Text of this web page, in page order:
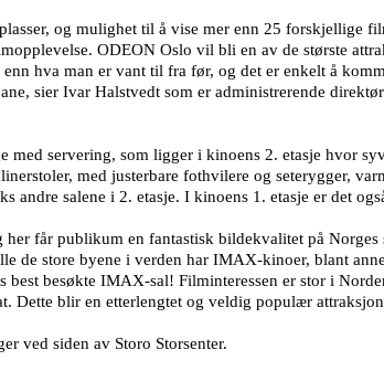
og mulighet til å vise mer enn 25 forskjellige
ODEON Oslo vil bli en av de største
hva man er vant til fra før, og det er enkelt å
sier Ivar Halstvedt som er administrerende
servering, som ligger i kinoens 2. etasje hvor
med justerbare fothvilere og seterygger,
andre salene i 2. etasje. I kinoens 1. etasje er det
får publikum en fantastisk bildekvalitet på Norges
de store byene i verden har IMAX-kinoer, blant
besøkte IMAX-sal! Filminteressen er stor i
Dette blir en etterlengtet og veldig populær
ved siden av Storo Storsenter.